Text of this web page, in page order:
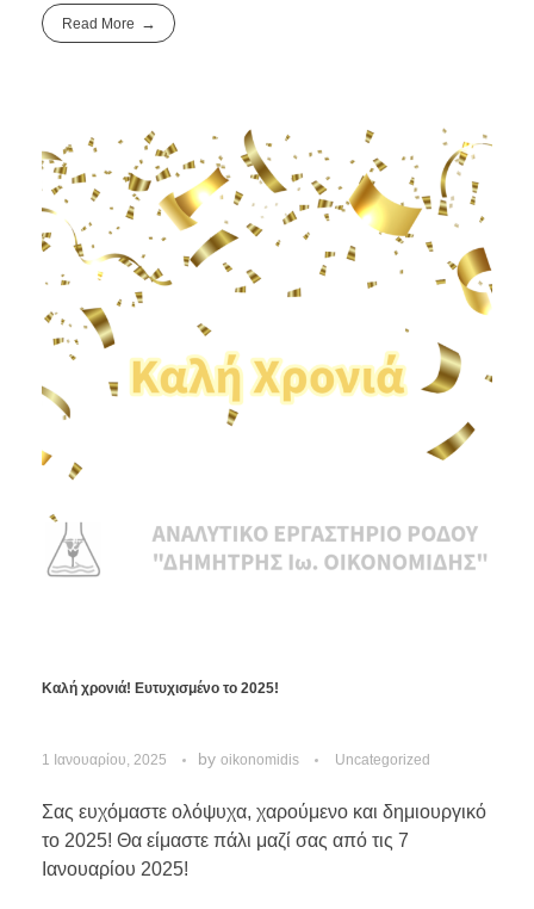
Read More
Καλή χρονιά! Ευτυχισμένο το 2025!
1 Ιανουαρίου, 2025 by oikonomidis Uncategorized
Σας ευχόμαστε ολόψυχα, χαρούμενο και δημιουργικό
το 2025! Θα είμαστε πάλι μαζί σας από τις 7
Ιανουαρίου 2025!